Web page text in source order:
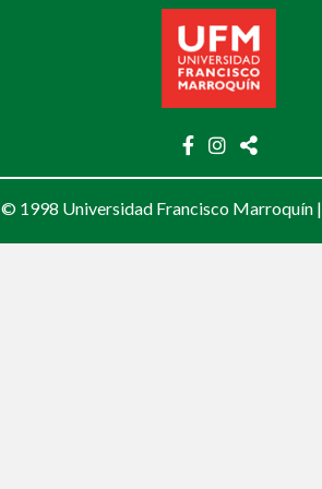
© 1998 Universidad Francisco Marroquín |